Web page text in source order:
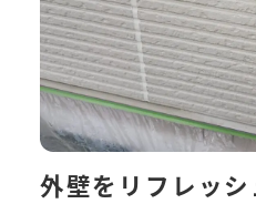
外壁をリフレッ